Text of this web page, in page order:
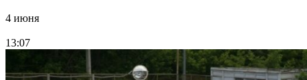
4 июня
13:07